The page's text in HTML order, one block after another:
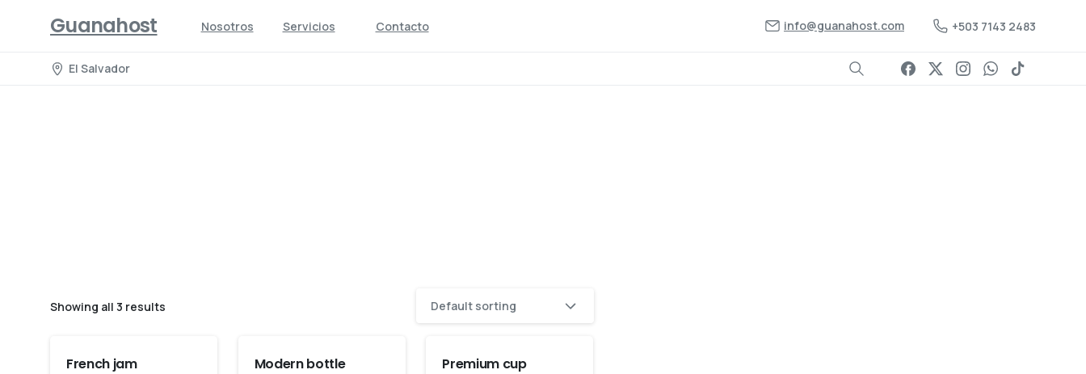
Guanahost Nosotros Servicios Contacto info@guanahost.com +503 7143 2483
El Salvador
Showing all 3 results Default sorting
French jam Modern bottle Premium cup